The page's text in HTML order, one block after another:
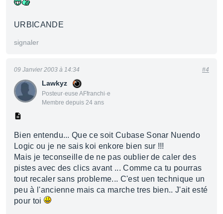
URBICANDE
signaler
Lawkyz
Posteur·euse AFfranchi·e
Membre depuis 24 ans
09 Janvier 2003 à 14:34 #4
Bien entendu... Que ce soit Cubase Sonar Nuendo
Logic ou je ne sais koi enkore bien sur !!!
Mais je teconseille de ne pas oublier de caler des
pistes avec des clics avant ... Comme ca tu pourras
tout recaler sans probleme... C'est uen technique un
peu à l'ancienne mais ca marche tres bien.. J'ait esté
pour toi